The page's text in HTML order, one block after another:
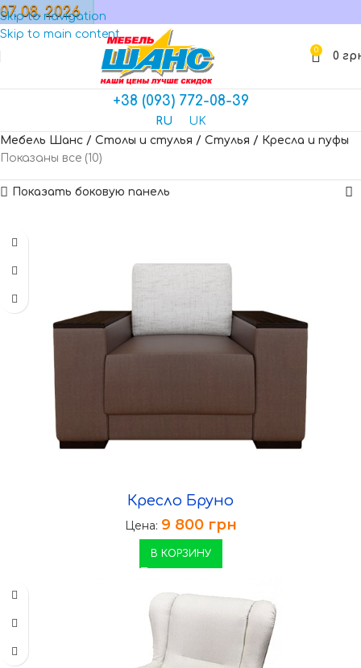
Skip to navigation
Skip to main content
МАГАЗИН
0 0
+38 (093) 772-08-39
RU
UK
Мебель Шанс / Столы и стулья / Стулья / Кресла и пуфы
Показаны все (10)
Показать боковую панель
Кресло Бруно
Цена: 9 800 грн
В КОРЗИНУ
07. 08. 2026